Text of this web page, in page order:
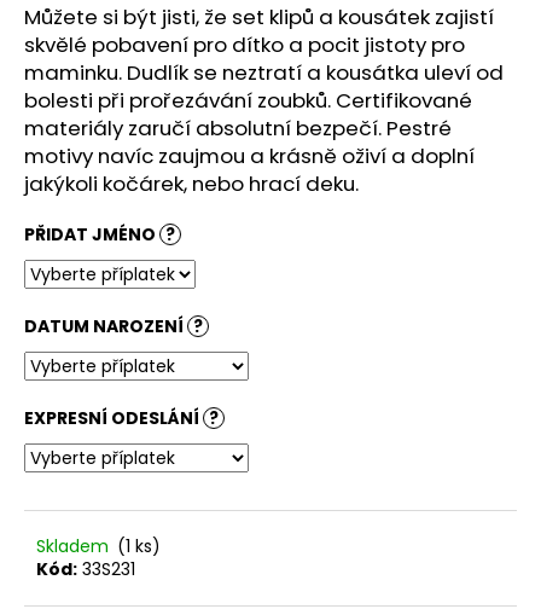
Můžete si být jisti, že set klipů a kousátek zajistí
skvělé pobavení pro dítko a pocit jistoty pro
maminku. Dudlík se neztratí a kousátka uleví od
bolesti při prořezávání zoubků. Certifikované
materiály zaručí absolutní bezpečí. Pestré
motivy navíc zaujmou a krásně oživí a doplní
jakýkoli kočárek, nebo hrací deku.
PŘIDAT JMÉNO ?
DATUM NAROZENÍ ?
EXPRESNÍ ODESLÁNÍ ?
Skladem (1 ks)
Kód: 33S231
D
o
p
o
r
u
č
u
j
m
e